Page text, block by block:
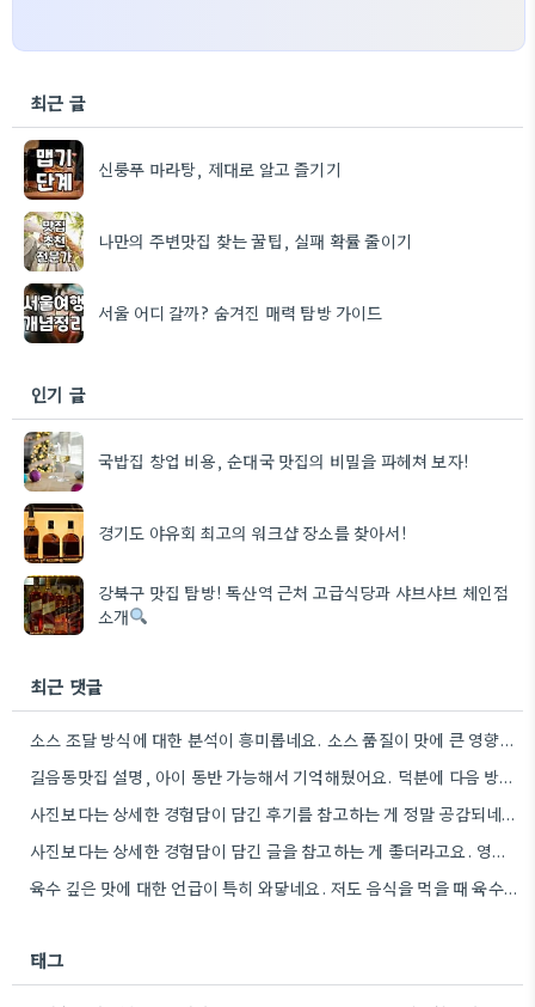
최근 글
신룽푸 마라탕, 제대로 알고 즐기기
나만의 주변맛집 찾는 꿀팁, 실패 확률 줄이기
서울 어디 갈까? 숨겨진 매력 탐방 가이드
인기 글
국밥집 창업 비용, 순대국 맛집의 비밀을 파헤쳐 보자!
경기도 야유회 최고의 워크샵 장소를 찾아서!
강북구 맛집 탐방! 독산역 근처 고급식당과 샤브샤브 체인점
소개
최근 댓글
소스 조달 방식에 대한 분석이 흥미롭네요. 소스 품질이 맛에 큰 영향을 주니까, 브랜드 선택할 때…
길음동맛집 설명, 아이 동반 가능해서 기억해뒀어요. 덕분에 다음 방문할 때 훨씬 수월할 것 같아요.
사진보다는 상세한 경험담이 담긴 후기를 참고하는 게 정말 공감되네요. 특히 어떤 점이 좋았고 아쉬웠는지 구체적으로…
사진보다는 상세한 경험담이 담긴 글을 참고하는 게 좋더라고요. 영화 상영회 경험이 기억에 남는다는 점이 흥미롭네요.
육수 깊은 맛에 대한 언급이 특히 와닿네요. 저도 음식을 먹을 때 육수의 깊은 맛을 중요하게…
태그